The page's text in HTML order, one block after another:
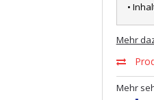
•
Mehr
Mehr